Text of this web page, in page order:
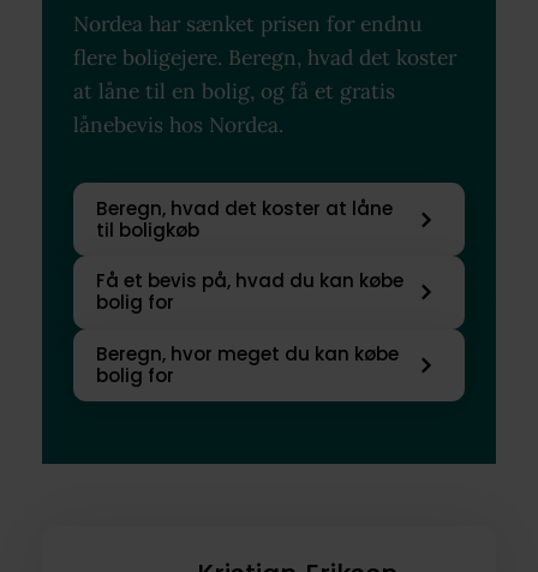
Nordea har sænket prisen for endnu
flere boligejere. Beregn, hvad det koster
at låne til en bolig, og få et gratis
lånebevis hos Nordea.
Beregn, hvad det koster at låne
til boligkøb
Få et bevis på, hvad du kan købe
bolig for
Beregn, hvor meget du kan købe
bolig for